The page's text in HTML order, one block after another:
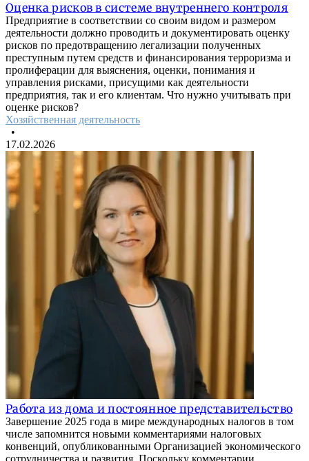
Оценка рисков в системе внутреннего контроля
Предприятие в соответствии со своим видом и размером
деятельности должно проводить и документировать оценку
рисков по предотвращению легализации полученных
преступным путем средств и финансирования терроризма и
пролиферации для выяснения, оценки, понимания и
управления рисками, присущими как деятельности
предприятия, так и его клиентам. Что нужно учитывать при
оценке рисков?
Хозяйственная деятельность
•
17.02.2026
Работа из дома и постоянное представительство
Завершение 2025 года в мире международных налогов в том
числе запомнится новыми комментариями налоговых
конвенций, опубликованными Организацией экономического